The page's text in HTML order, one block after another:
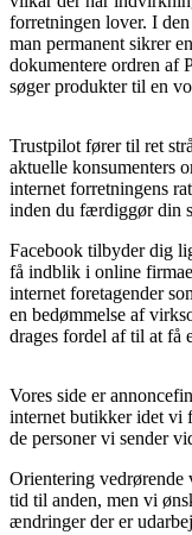
forretningen lover. I
man permanent sikrer
dokumentere ordren af
søger produkter til en
Trustpilot fører til ret
aktuelle konsumenters
internet forretningens
inden du færdiggør din
Facebook tilbyder dig
få indblik i online
internet foretagender
en bedømmelse af
drages fordel af til at få
Vores side er
internet butikker idet vi
de personer vi sender
Orientering vedrørende
tid til anden, men vi
ændringer der er